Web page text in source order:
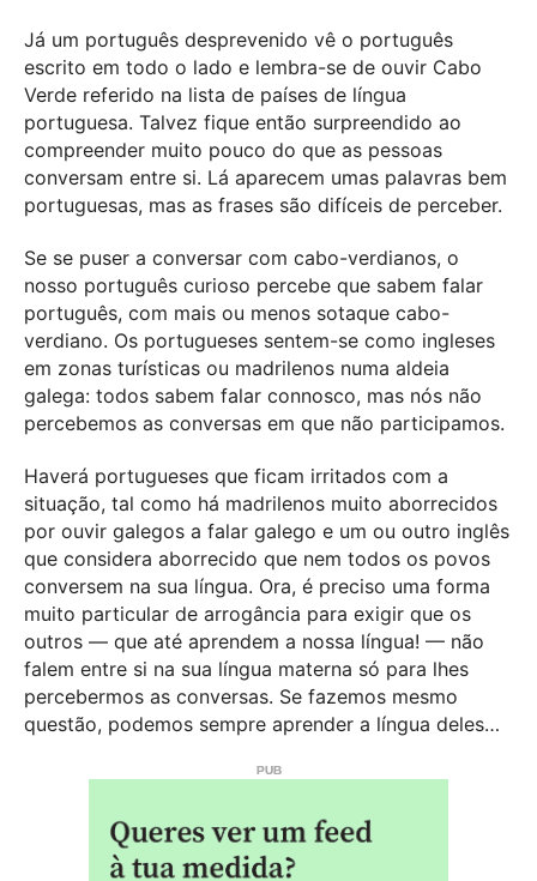
Já um português desprevenido vê o português
escrito em todo o lado e lembra-se de ouvir Cabo
Verde referido na lista de países de língua
portuguesa. Talvez fique então surpreendido ao
compreender muito pouco do que as pessoas
conversam entre si. Lá aparecem umas palavras bem
portuguesas, mas as frases são difíceis de perceber.
Se se puser a conversar com cabo-verdianos, o
nosso português curioso percebe que sabem falar
português, com mais ou menos sotaque cabo-
verdiano. Os portugueses sentem-se como ingleses
em zonas turísticas ou madrilenos numa aldeia
galega: todos sabem falar connosco, mas nós não
percebemos as conversas em que não participamos.
Haverá portugueses que ficam irritados com a
situação, tal como há madrilenos muito aborrecidos
por ouvir galegos a falar galego e um ou outro inglês
que considera aborrecido que nem todos os povos
conversem na sua língua. Ora, é preciso uma forma
muito particular de arrogância para exigir que os
outros — que até aprendem a nossa língua! — não
falem entre si na sua língua materna só para lhes
percebermos as conversas. Se fazemos mesmo
questão, podemos sempre aprender a língua deles…